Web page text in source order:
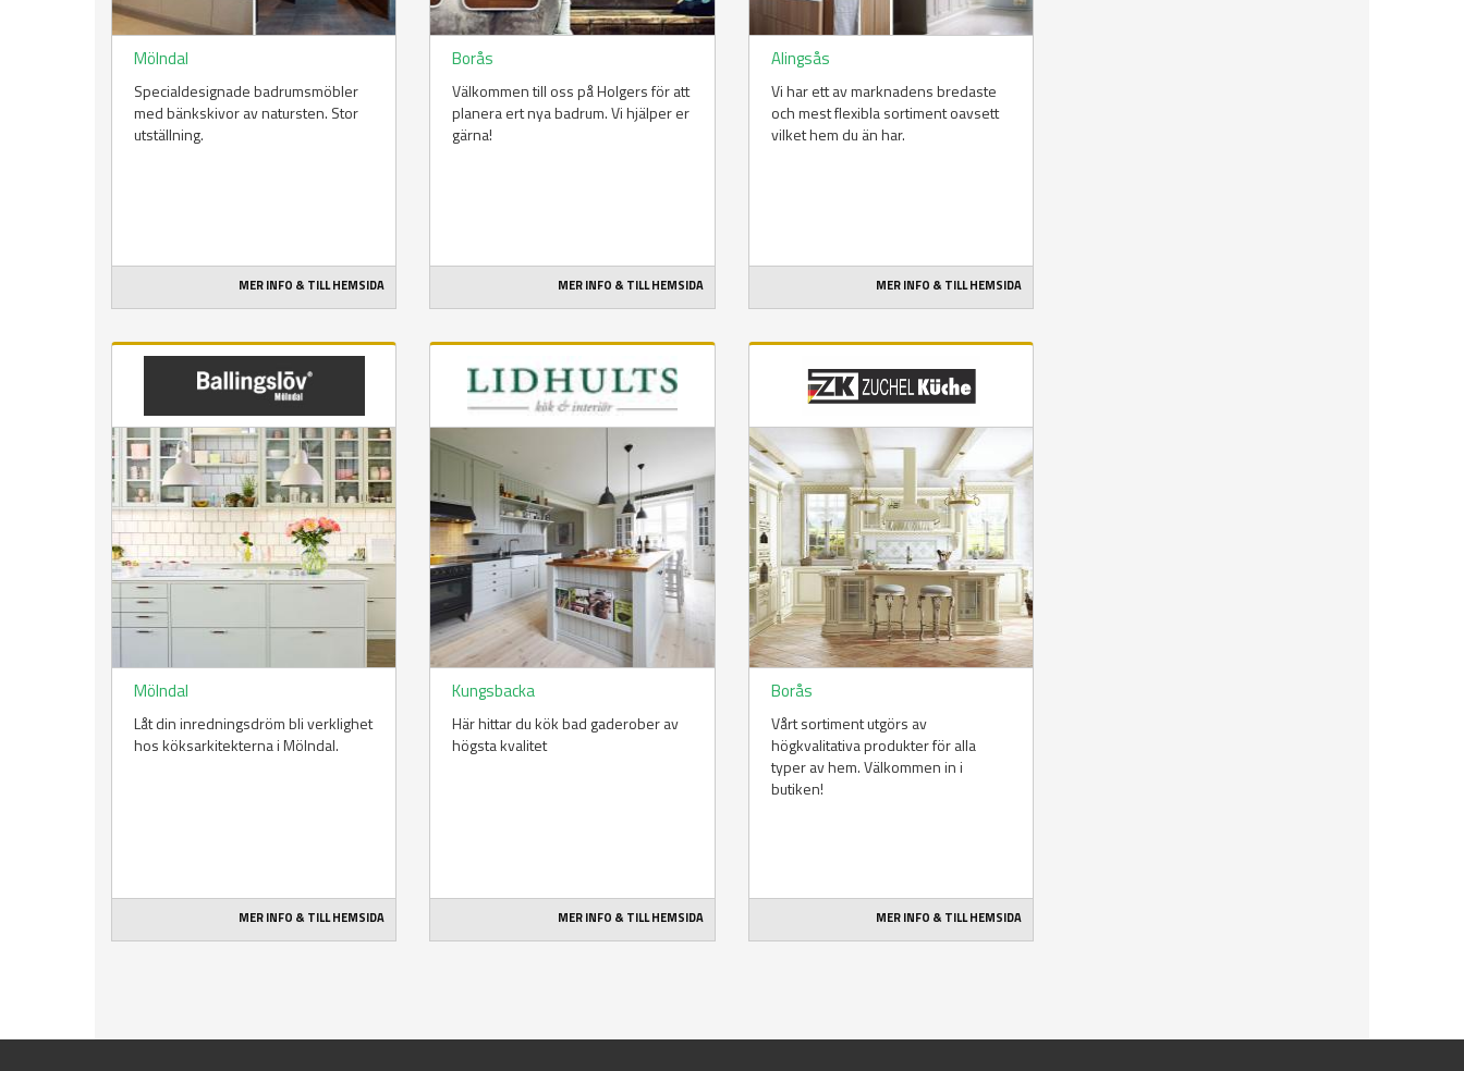
Mölndal
Specialdesignade badrumsmöbler
med bänkskivor av natursten. Stor
utställning.
MER INFO & TILL HEMSIDA
Borås
Välkommen till oss på Holgers för att
planera ert nya badrum. Vi hjälper er
gärna!
MER INFO & TILL HEMSIDA
Alingsås
Vi har ett av marknadens bredaste
och mest flexibla sortiment oavsett
vilket hem du än har.
MER INFO & TILL HEMSIDA
Mölndal
Låt din inredningsdröm bli verklighet
hos köksarkitekterna i Mölndal.
MER INFO & TILL HEMSIDA
Kungsbacka
Här hittar du kök bad gaderober av
högsta kvalitet
MER INFO & TILL HEMSIDA
Borås
Vårt sortiment utgörs av
högkvalitativa produkter för alla
typer av hem. Välkommen in i
butiken!
MER INFO & TILL HEMSIDA